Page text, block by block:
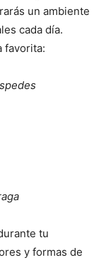
un ambiente
cada día.
favorita:
tu
y formas de